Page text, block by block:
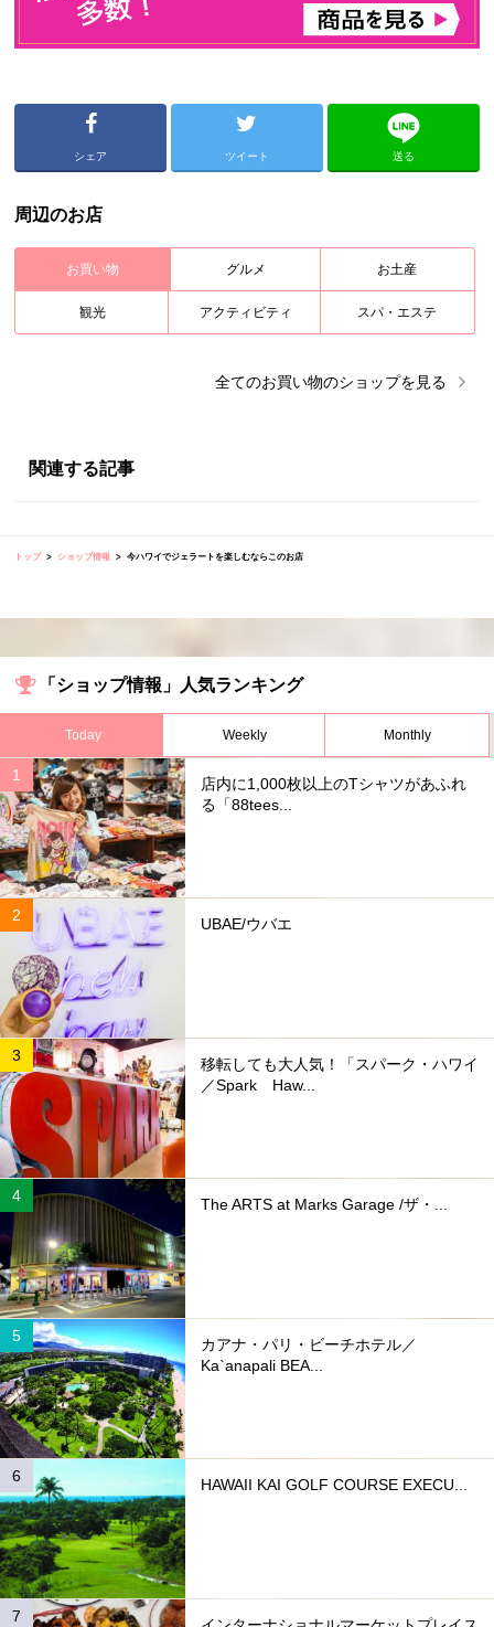
シェア ツイート 送る
周辺のお店
お買い物 グルメ お土産
観光 アクティビティ スパ・エステ
全てのお買い物のショップを見る
関連する記事
トップ ショップ情報 今ハワイでジェラートを楽しむならこのお店
「ショップ情報」人気ランキング
Today Weekly Monthly
店内に1,000枚以上のTシャツがあふれ
る「88tees...
UBAE/ウバエ
移転しても大人気！「スパーク・ハワイ
／Spark Haw...
The ARTS at Marks Garage /ザ・...
カアナ・パリ・ビーチホテル／
Ka`anapali BEA...
HAWAII KAI GOLF COURSE EXECU...